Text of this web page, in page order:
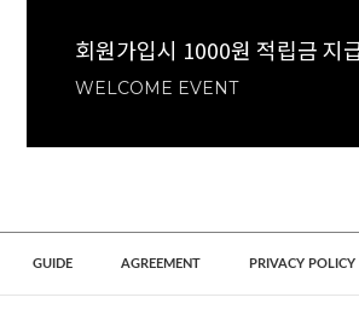
회원가입시 1000원 적립금 지
WELCOME EVENT
GUIDE AGREEMENT PRIVACY POLICY